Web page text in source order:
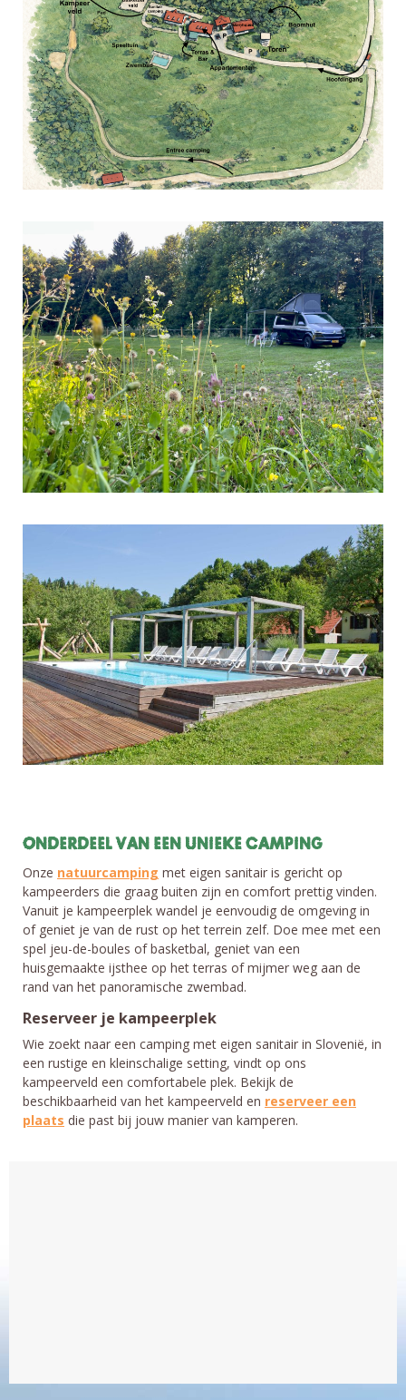
ONDERDEEL VAN EEN UNIEKE CAMPING
Onze natuurcamping met eigen sanitair is gericht op
kampeerders die graag buiten zijn en comfort prettig vinden.
Vanuit je kampeerplek wandel je eenvoudig de omgeving in
of geniet je van de rust op het terrein zelf. Doe mee met een
spel jeu-de-boules of basketbal, geniet van een
huisgemaakte ijsthee op het terras of mijmer weg aan de
rand van het panoramische zwembad.
Reserveer je kampeerplek
Wie zoekt naar een camping met eigen sanitair in Slovenië, in
een rustige en kleinschalige setting, vindt op ons
kampeerveld een comfortabele plek. Bekijk de
beschikbaarheid van het kampeerveld en reserveer een
plaats die past bij jouw manier van kamperen.